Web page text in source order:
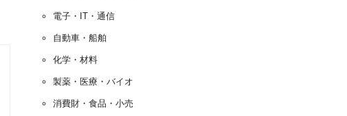
電子・IT・通信
自動車・船舶
化学・材料
製薬・医療・バイオ
消費財・食品・小売